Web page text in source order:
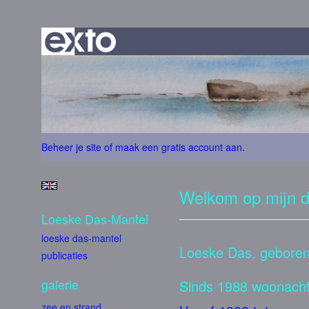
Beheer je site of maak een gratis account aan.
Welkom op mijn
Loeske Das,
Sinds 1988
Loeske Das-Mantel
loeske das-mantel
publicaties
galerie